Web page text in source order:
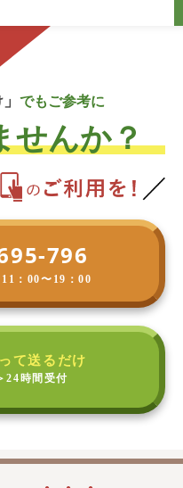
」 でもご参考に
せんか？
796
11：00〜19：00
て送るだけ
24時間受付